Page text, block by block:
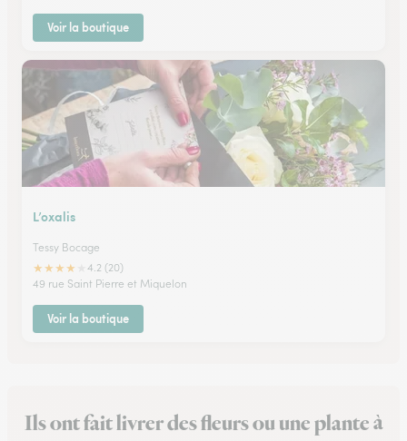
Voir la boutique
L’oxalis
Tessy Bocage
★★★★
4.2 (20)
49 rue Saint Pierre et Miquelon
Voir la boutique
Ils ont fait livrer des fleurs ou une plante à